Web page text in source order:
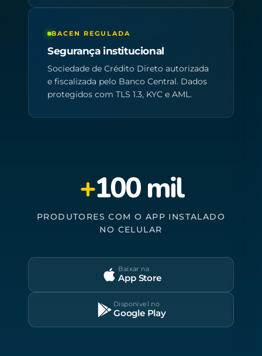
BACEN REGULADA
Segurança institucional
Sociedade de Crédito Direto autorizada
e fiscalizada pelo Banco Central. Dados
protegidos com TLS 1.3, KYC e AML.
+100 mil
PRODUTORES COM O APP INSTALADO
NO CELULAR
Baixar na
App Store
Disponível no
Google Play